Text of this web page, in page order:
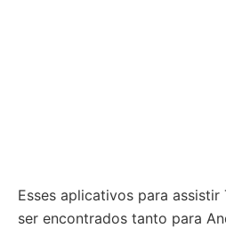
Esses aplicativos para
ser encontrados tanto para